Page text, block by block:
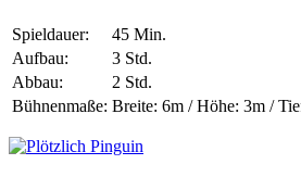
Spieldauer:
45 Min.
Aufbau:
3 Std.
Abbau:
2 Std.
Bühnenmaße: Breite: 6m / Höhe: 3m /